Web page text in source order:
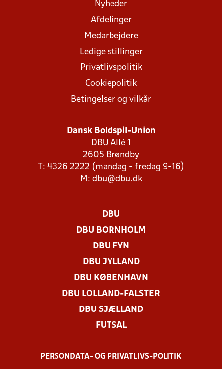
Nyheder
Afdelinger
Medarbejdere
Ledige stillinger
Privatlivspolitik
Cookiepolitik
Betingelser og vilkår
Dansk Boldspil-Union
DBU Allé 1
2605 Brøndby
T: 4326 2222 (mandag - fredag 9-16)
M: dbu@dbu.dk
DBU
DBU BORNHOLM
DBU FYN
DBU JYLLAND
DBU KØBENHAVN
DBU LOLLAND-FALSTER
DBU SJÆLLAND
FUTSAL
PERSONDATA- OG PRIVATLIVS-POLITIK